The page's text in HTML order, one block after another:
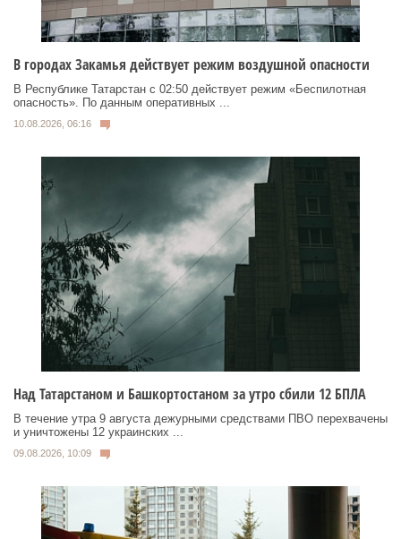
В городах Закамья действует режим воздушной опасности
В Республике Татарстан с 02:50 действует режим «Беспилотная
опасность». По данным оперативных ...
10.08.2026, 06:16
Над Татарстаном и Башкортостаном за утро сбили 12 БПЛА
В течение утра 9 августа дежурными средствами ПВО перехвачены
и уничтожены 12 украинских ...
09.08.2026, 10:09